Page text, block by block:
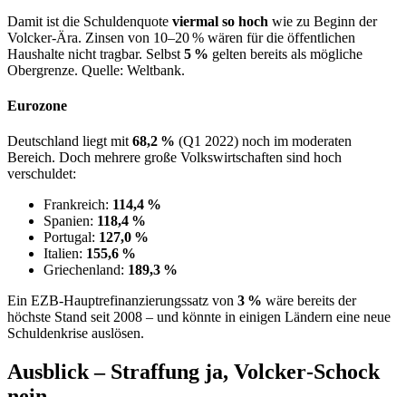
Damit ist die Schuldenquote viermal so hoch wie zu Beginn der
Volcker‑Ära. Zinsen von 10–20 % wären für die öffentlichen
Haushalte nicht tragbar. Selbst 5 % gelten bereits als mögliche
Obergrenze. Quelle: Weltbank.
Eurozone
Deutschland liegt mit 68,2 % (Q1 2022) noch im moderaten
Bereich. Doch mehrere große Volkswirtschaften sind hoch
verschuldet:
Frankreich: 114,4 %
Spanien: 118,4 %
Portugal: 127,0 %
Italien: 155,6 %
Griechenland: 189,3 %
Ein EZB‑Hauptrefinanzierungssatz von 3 % wäre bereits der
höchste Stand seit 2008 – und könnte in einigen Ländern eine neue
Schuldenkrise auslösen.
Ausblick – Straffung ja, Volcker‑Schock